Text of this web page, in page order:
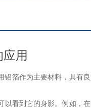
用
箔作为主要材料，具有
看到它的身影。例如，